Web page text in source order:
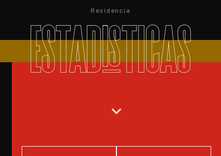
Residencia
ESTADISTICAS
expand_more